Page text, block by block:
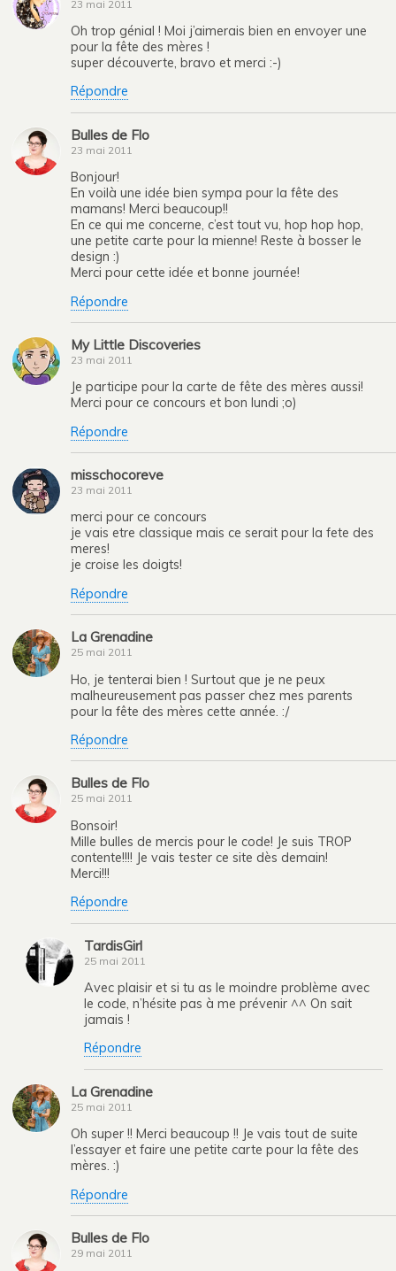
23 mai 2011
Oh trop génial ! Moi j’aimerais bien en envoyer une
pour la fête des mères !
super découverte, bravo et merci :-)
Répondre
Bulles de Flo
23 mai 2011
Bonjour!
En voilà une idée bien sympa pour la fête des
mamans! Merci beaucoup!!
En ce qui me concerne, c’est tout vu, hop hop hop,
une petite carte pour la mienne! Reste à bosser le
design :)
Merci pour cette idée et bonne journée!
Répondre
My Little Discoveries
23 mai 2011
Je participe pour la carte de fête des mères aussi!
Merci pour ce concours et bon lundi ;o)
Répondre
misschocoreve
23 mai 2011
merci pour ce concours
je vais etre classique mais ce serait pour la fete des
meres!
je croise les doigts!
Répondre
La Grenadine
25 mai 2011
Ho, je tenterai bien ! Surtout que je ne peux
malheureusement pas passer chez mes parents
pour la fête des mères cette année. :/
Répondre
Bulles de Flo
25 mai 2011
Bonsoir!
Mille bulles de mercis pour le code! Je suis TROP
contente!!!! Je vais tester ce site dès demain!
Merci!!!
Répondre
TardisGirl
25 mai 2011
Avec plaisir et si tu as le moindre problème avec
le code, n’hésite pas à me prévenir ^^ On sait
jamais !
Répondre
La Grenadine
25 mai 2011
Oh super !! Merci beaucoup !! Je vais tout de suite
l’essayer et faire une petite carte pour la fête des
mères. :)
Répondre
Bulles de Flo
29 mai 2011